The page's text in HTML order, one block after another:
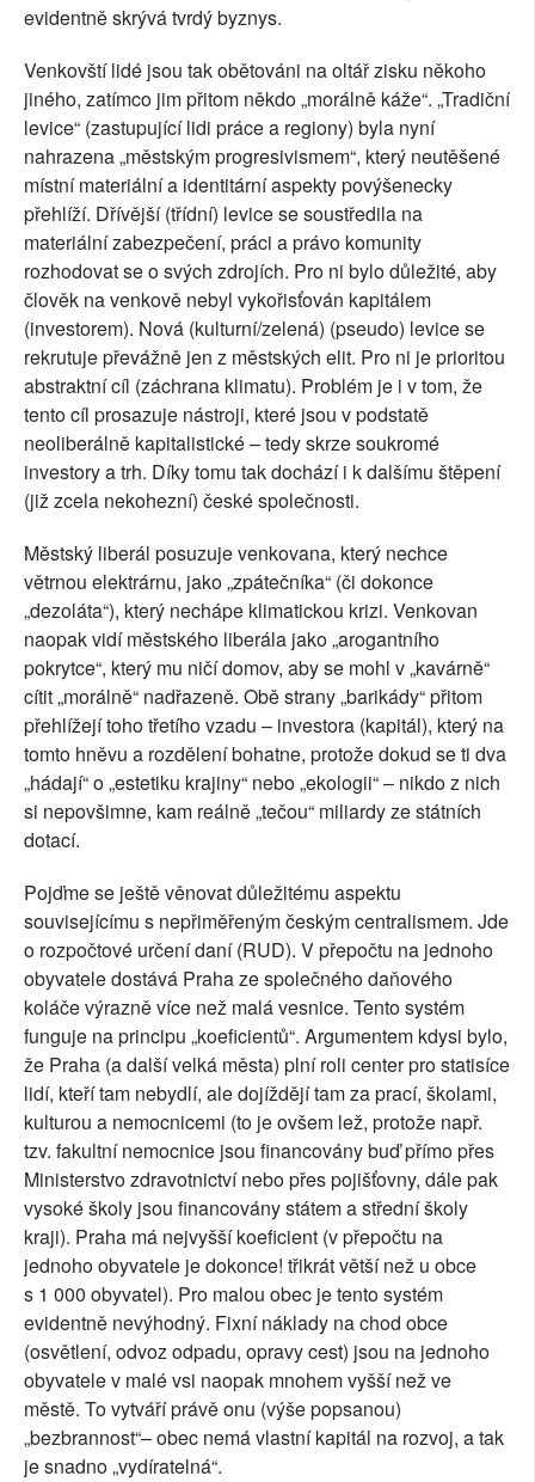
evidentně skrývá tvrdý byznys.
Venkovští lidé jsou tak obětováni na oltář zisku někoho
jiného, zatímco jim přitom někdo „morálně káže“. „Tradiční
levice“ (zastupující lidi práce a regiony) byla nyní
nahrazena „městským progresivismem“, který neutěšené
místní materiální a identitární aspekty povýšenecky
přehlíží. Dřívější (třídní) levice se soustředila na
materiální zabezpečení, práci a právo komunity
rozhodovat se o svých zdrojích. Pro ni bylo důležité, aby
člověk na venkově nebyl vykořisťován kapitálem
(investorem). Nová (kulturní/zelená) (pseudo) levice se
rekrutuje převážně jen z městských elit. Pro ni je prioritou
abstraktní cíl (záchrana klimatu). Problém je i v tom, že
tento cíl prosazuje nástroji, které jsou v podstatě
neoliberálně kapitalistické – tedy skrze soukromé
investory a trh. Díky tomu tak dochází i k dalšímu štěpení
(již zcela nekohezní) české společnosti.
Městský liberál posuzuje venkovana, který nechce
větrnou elektrárnu, jako „zpátečníka“ (či dokonce
„dezoláta“), který nechápe klimatickou krizi. Venkovan
naopak vidí městského liberála jako „arogantního
pokrytce“, který mu ničí domov, aby se mohl v „kavárně“
cítit „morálně“ nadřazeně. Obě strany „barikády“ přitom
přehlížejí toho třetího vzadu – investora (kapitál), který na
tomto hněvu a rozdělení bohatne, protože dokud se ti dva
„hádají“ o „estetiku krajiny“ nebo „ekologii“ – nikdo z nich
si nepovšimne, kam reálně „tečou“ miliardy ze státních
dotací.
Pojďme se ještě věnovat důležitému aspektu
souvisejícímu s nepřiměřeným českým centralismem. Jde
o rozpočtové určení daní (RUD). V přepočtu na jednoho
obyvatele dostává Praha ze společného daňového
koláče výrazně více než malá vesnice. Tento systém
funguje na principu „koeficientů“. Argumentem kdysi bylo,
že Praha (a další velká města) plní roli center pro statisíce
lidí, kteří tam nebydlí, ale dojíždějí tam za prací, školami,
kulturou a nemocnicemi (to je ovšem lež, protože např.
tzv. fakultní nemocnice jsou financovány buď přímo přes
Ministerstvo zdravotnictví nebo přes pojišťovny, dále pak
vysoké školy jsou financovány státem a střední školy
kraji). Praha má nejvyšší koeficient (v přepočtu na
jednoho obyvatele je dokonce! třikrát větší než u obce
s 1 000 obyvatel). Pro malou obec je tento systém
evidentně nevýhodný. Fixní náklady na chod obce
(osvětlení, odvoz odpadu, opravy cest) jsou na jednoho
obyvatele v malé vsi naopak mnohem vyšší než ve
městě. To vytváří právě onu (výše popsanou)
„bezbrannost“– obec nemá vlastní kapitál na rozvoj, a tak
je snadno „vydíratelná“.